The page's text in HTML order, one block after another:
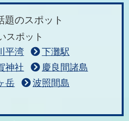
題のスポット
スポット
平湾
下灘駅
神社
慶良間諸島
岳
波照間島